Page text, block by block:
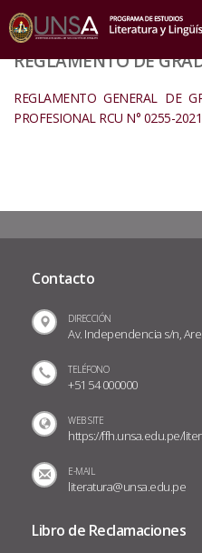
INICIO REGLAMENTO DE GRADOS Y
REGLAMENTO DE
REGLAMENTO GENERAL DE
PROFESIONAL RCU N° 0255-2021
Contacto
DIRECCIÓN
Av. Independencia s/n,
TELÉFONO
+51 54 000000
WEB SITE
https://ffh.unsa.edu.pe/
E-MAIL
literatura@unsa.edu.pe
Libro de Reclamaciones